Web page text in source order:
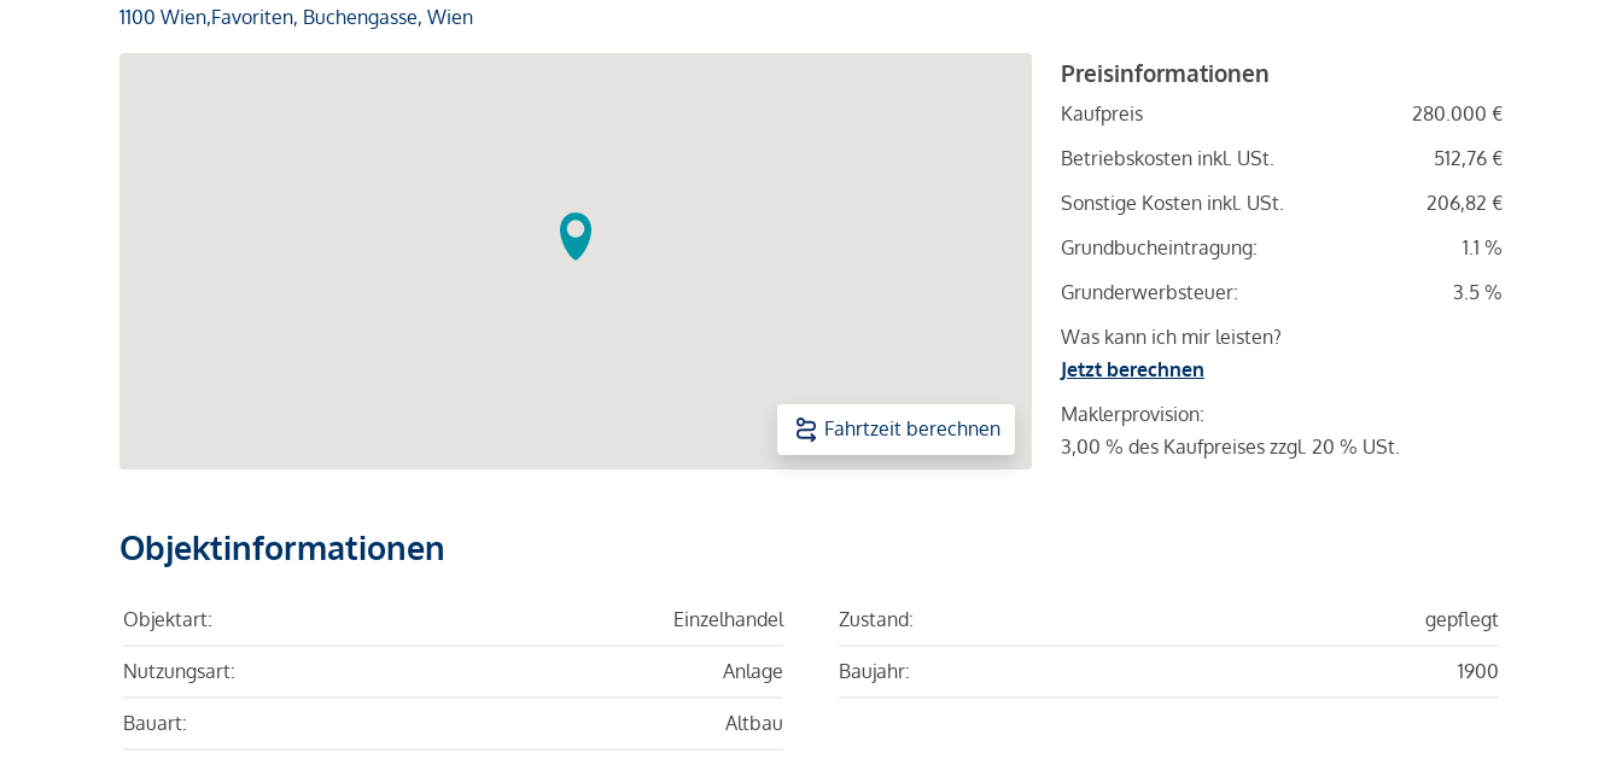
1100 Wien,Favoriten, Buchengasse, Wien
Fahrtzeit berechnen
Preisinformationen
Kaufpreis
280.000 €
Betriebskosten inkl. USt.
512,76 €
Sonstige Kosten inkl. USt.
206,82 €
Grundbucheintragung:
1.1 %
Grunderwerbsteuer:
3.5 %
Was kann ich mir leisten?
Jetzt berechnen
Maklerprovision:
3,00 % des Kaufpreises zzgl. 20 % USt.
Objektinformationen
Objektart: Einzelhandel
Nutzungsart: Anlage
Bauart: Altbau
Zustand: gepflegt
Baujahr: 1900